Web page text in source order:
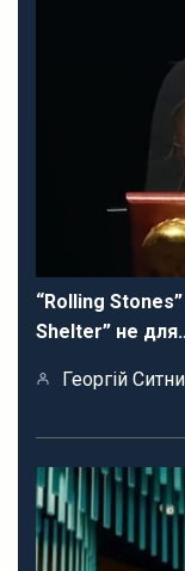
“Rolling
Shelter” не
Георгій